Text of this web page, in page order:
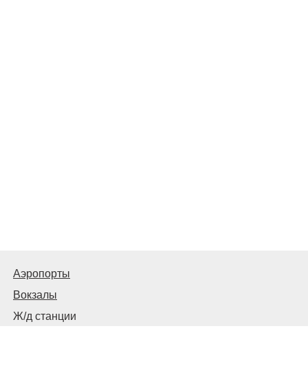
Аэропорты
Вокзалы
Ж/д станции